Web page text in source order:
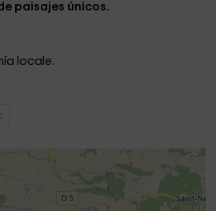
paisajes únicos.
locale.